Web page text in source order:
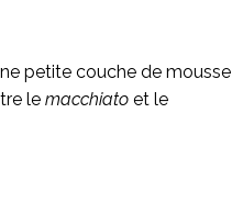
petite couche de mousse
lemacchiato et le